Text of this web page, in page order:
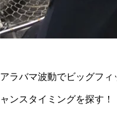
アラバマ波動でビッグフ
ャンスタイミングを探す！